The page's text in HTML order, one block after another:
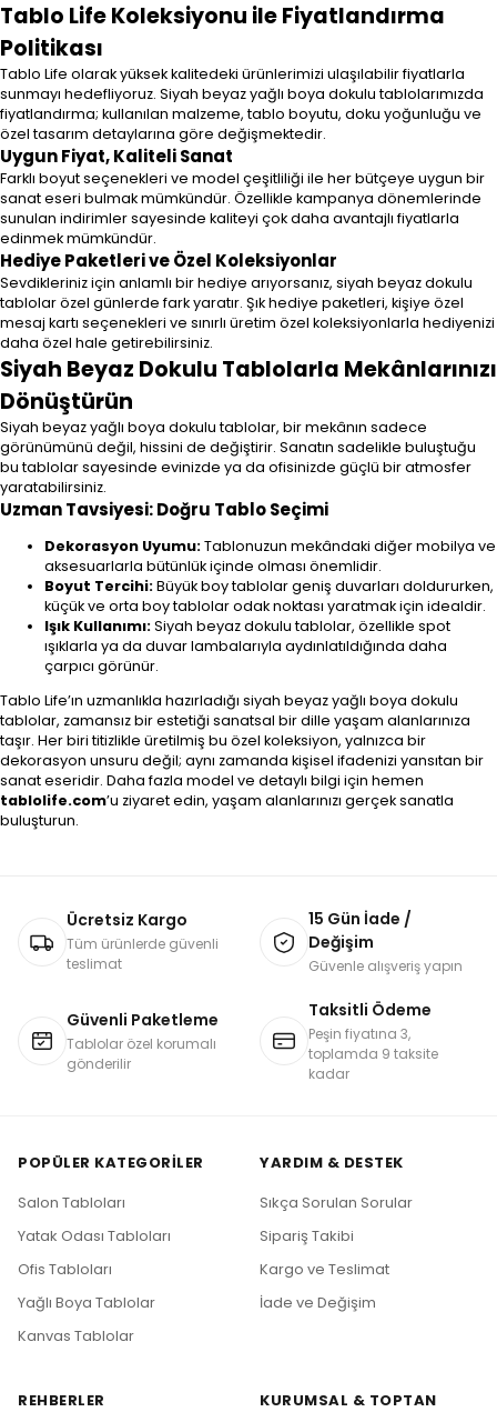
Tablo Life Koleksiyonu ile Fiyatlandırma
Politikası
Tablo Life olarak yüksek kalitedeki ürünlerimizi ulaşılabilir fiyatlarla
sunmayı hedefliyoruz. Siyah beyaz yağlı boya dokulu tablolarımızda
fiyatlandırma; kullanılan malzeme, tablo boyutu, doku yoğunluğu ve
özel tasarım detaylarına göre değişmektedir.
Uygun Fiyat, Kaliteli Sanat
Farklı boyut seçenekleri ve model çeşitliliği ile her bütçeye uygun bir
sanat eseri bulmak mümkündür. Özellikle kampanya dönemlerinde
sunulan indirimler sayesinde kaliteyi çok daha avantajlı fiyatlarla
edinmek mümkündür.
Hediye Paketleri ve Özel Koleksiyonlar
Sevdikleriniz için anlamlı bir hediye arıyorsanız, siyah beyaz dokulu
tablolar özel günlerde fark yaratır. Şık hediye paketleri, kişiye özel
mesaj kartı seçenekleri ve sınırlı üretim özel koleksiyonlarla hediyenizi
daha özel hale getirebilirsiniz.
Siyah Beyaz Dokulu Tablolarla Mekânlarınızı
Dönüştürün
Siyah beyaz yağlı boya dokulu tablolar, bir mekânın sadece
görünümünü değil, hissini de değiştirir. Sanatın sadelikle buluştuğu
bu tablolar sayesinde evinizde ya da ofisinizde güçlü bir atmosfer
yaratabilirsiniz.
Uzman Tavsiyesi: Doğru Tablo Seçimi
Dekorasyon Uyumu:Tablonuzun mekândaki diğer mobilya ve
aksesuarlarla bütünlük içinde olması önemlidir.
Boyut Tercihi:Büyük boy tablolar geniş duvarları doldururken,
küçük ve orta boy tablolar odak noktası yaratmak için idealdir.
Işık Kullanımı:Siyah beyaz dokulu tablolar, özellikle spot
ışıklarla ya da duvar lambalarıyla aydınlatıldığında daha
çarpıcı görünür.
Tablo Life’ın uzmanlıkla hazırladığı siyah beyaz yağlı boya dokulu
tablolar, zamansız bir estetiği sanatsal bir dille yaşam alanlarınıza
taşır. Her biri titizlikle üretilmiş bu özel koleksiyon, yalnızca bir
dekorasyon unsuru değil; aynı zamanda kişisel ifadenizi yansıtan bir
sanat eseridir. Daha fazla model ve detaylı bilgi için hemen
tablolife.com’u ziyaret edin, yaşam alanlarınızı gerçek sanatla
buluşturun.
Ücretsiz Kargo
Tüm ürünlerde güvenli
teslimat
15 Gün İade /
Değişim
Güvenle alışveriş yapın
Güvenli Paketleme
Tablolar özel korumalı
gönderilir
Taksitli Ödeme
Peşin fiyatına 3,
toplamda 9 taksite
kadar
POPÜLER KATEGORILER
Salon Tabloları
Yatak Odası Tabloları
Ofis Tabloları
Yağlı Boya Tablolar
Kanvas Tablolar
YARDIM & DESTEK
Sıkça Sorulan Sorular
Sipariş Takibi
Kargo ve Teslimat
İade ve Değişim
REHBERLER KURUMSAL & TOPTAN